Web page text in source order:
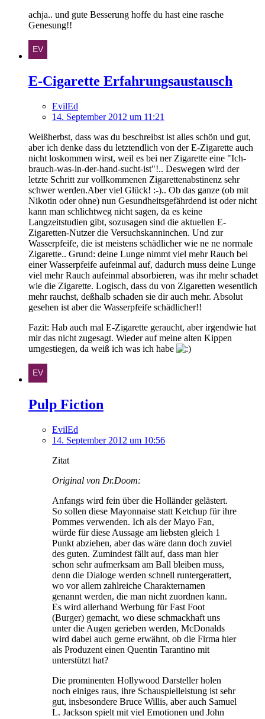
achja.. und gute Besserung hoffe du hast eine rasche
Genesung!!
E-Cigarette Erfahrungsaustausch
EvilEd
14. September 2012 um 11:21
Weißherbst, dass was du beschreibst ist alles schön und gut,
aber ich denke dass du letztendlich von der E-Zigarette auch
nicht loskommen wirst, weil es bei ner Zigarette eine "Ich-
brauch-was-in-der-hand-sucht-ist"!.. Deswegen wird der
letzte Schritt zur vollkommenen Zigarettenabstinenz sehr
schwer werden.Aber viel Glück! :-).. Ob das ganze (ob mit
Nikotin oder ohne) nun Gesundheitsgefährdend ist oder nicht
kann man schlichtweg nicht sagen, da es keine
Langzeitstudien gibt, sozusagen sind die aktuellen E-
Zigaretten-Nutzer die Versuchskanninchen. Und zur
Wasserpfeife, die ist meistens schädlicher wie ne ne normale
Zigarette.. Grund: deine Lunge nimmt viel mehr Rauch bei
einer Wasserpfeife aufeinmal auf, dadurch muss deine Lunge
viel mehr Rauch aufeinmal absorbieren, was ihr mehr schadet
wie die Zigarette. Logisch, dass du von Zigaretten wesentlich
mehr rauchst, deßhalb schaden sie dir auch mehr. Absolut
gesehen ist aber die Wasserpfeife schädlicher!!
Fazit: Hab auch mal E-Zigarette geraucht, aber irgendwie hat
mir das nicht zugesagt. Wieder auf meine alten Kippen
umgestiegen, da weiß ich was ich habe
Pulp Fiction
EvilEd
14. September 2012 um 10:56
Zitat
Original von Dr.Doom:
Anfangs wird fein über die Holländer gelästert.
So sollen diese Mayonnaise statt Ketchup für ihre
Pommes verwenden. Ich als der Mayo Fan,
würde für diese Aussage am liebsten gleich 1
Punkt abziehen, aber das wäre dann doch zuviel
des guten. Zumindest fällt auf, dass man hier
schon sehr aufmerksam am Ball bleiben muss,
denn die Dialoge werden schnell runtergerattert,
wo vor allem zahlreiche Charakternamen
genannt werden, die man nicht zuordnen kann.
Es wird allerhand Werbung für Fast Foot
(Burger) gemacht, wo diese schmackhaft uns
unter die Augen gerieben werden, McDonalds
wird dabei auch gerne erwähnt, ob die Firma hier
als Produzent einen Quentin Tarantino mit
unterstützt hat?
Die prominenten Hollywood Darsteller holen
noch einiges raus, ihre Schauspielleistung ist sehr
gut, insbesondere Bruce Willis, aber auch Samuel
L. Jackson spielt mit viel Emotionen und John